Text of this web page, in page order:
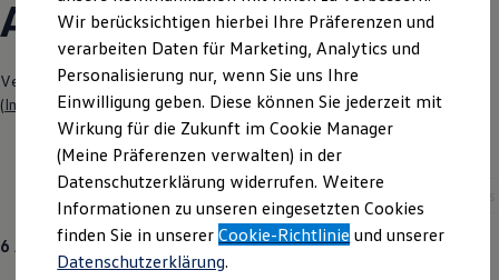
SUV und CUV
Familienautos
Kombis
Kompaktwagen
Sportwagen
Schnell verfügbare Fahrzeuge
Angebote und Produkte
Aktuelle Angebote
E-Auto-Förderung
Volkswagen Marktplatz
Die ENERGY Sondermodelle
Junge Gebrauchtwagen und Gebrauchtwagen
Volkswagen Zertifizierte Gebrauchtwagen
Elektromobilität bei Gebrauchtwagen
Angebote und mehr
Verantwortlich für die Inhalte auf dieser Seite ist die AVG Rosier GmbH
(Impressum & Rechtliches)
6 Angebote
Wir berücksichtigen hierbei Ihre Präferenzen und
verarbeiten Daten für Marketing, Analytics und
Personalisierung nur, wenn Sie uns Ihre
Einwilligung geben. Diese können Sie jederzeit mit
Wirkung für die Zukunft im Cookie Manager
(Meine Präferenzen verwalten) in der
Datenschutzerklärung widerrufen. Weitere
Informationen zu unseren eingesetzten Cookies
finden Sie in unsererCookie-Richtlinie und unserer
Datenschutzerklärung.